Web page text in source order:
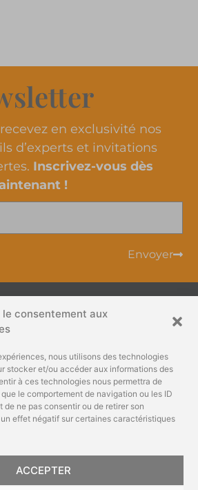
le consentement aux
nous utilisons des technologies
stocker et/ou accéder aux informations des
à ces technologies nous permettra de
le comportement de navigation ou les ID
de ne pas consentir ou de retirer son
effet négatif sur certaines caractéristiques
ACCEPTER
en exclusivité nos
d’experts et invitations
Inscrivez-vous dès
!
Envoyer
87 60 11 40
du Bosquet 3
Thimister-Clermont
BE0406.267.078
et recevez en
nos actualités,
d’experts et